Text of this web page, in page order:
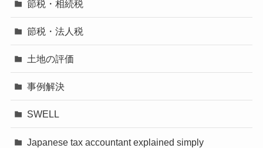
節税・相続税
節税・法人税
土地の評価
事例解決
SWELL
Japanese tax accountant explained simply